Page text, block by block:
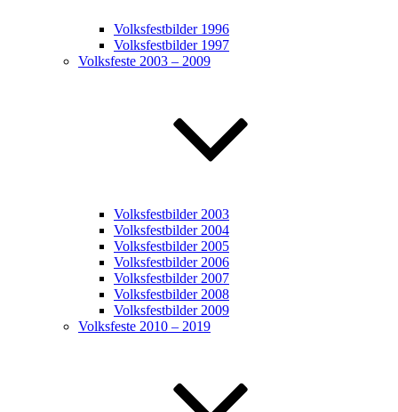
Volksfestbilder 1996
Volksfestbilder 1997
Volksfeste 2003 – 2009
Volksfestbilder 2003
Volksfestbilder 2004
Volksfestbilder 2005
Volksfestbilder 2006
Volksfestbilder 2007
Volksfestbilder 2008
Volksfestbilder 2009
Volksfeste 2010 – 2019